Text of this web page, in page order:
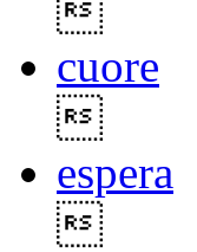
cuore
espera